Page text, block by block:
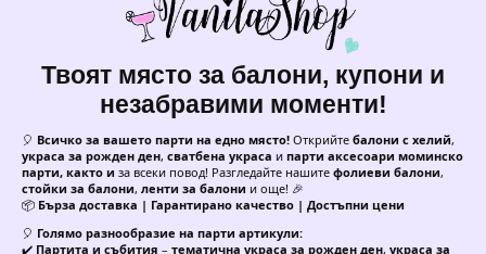
Твоят място за балони, купони и
незабравими моменти!
🎈 Всичко за вашето парти на едно място! Открийте балони с хелий,
украса за рожден ден, сватбена украса и парти аксесоари моминско
парти, както и за всеки повод! Разгледайте нашите фолиеви балони,
стойки за балони, ленти за балони и още! 🎉
📦 Бърза доставка | Гарантирано качество | Достъпни цени
🎈 Голямо разнообразие на парти артикули:
✔️ Партита и събития – тематична украса за рожден ден, украса за